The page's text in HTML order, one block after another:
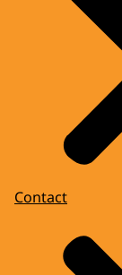
Contact